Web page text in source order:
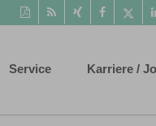
Diese
Seite
drucken
RSS-
Feed
Auf
Xing
Auf
Facebook
Service Karriere /